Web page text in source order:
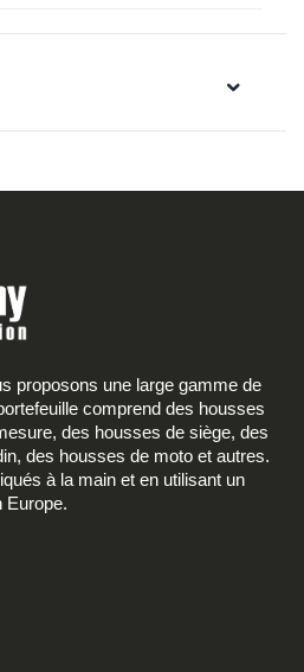
proposons une large gamme de
comprend des housses
des housses de siège, des
des housses de moto et autres.
à la main et en utilisant un
Europe.